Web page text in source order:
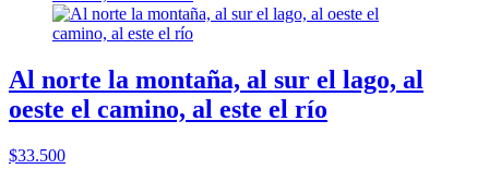
Al norte la montaña, al sur el lago, al
oeste el camino, al este el río
$33.500